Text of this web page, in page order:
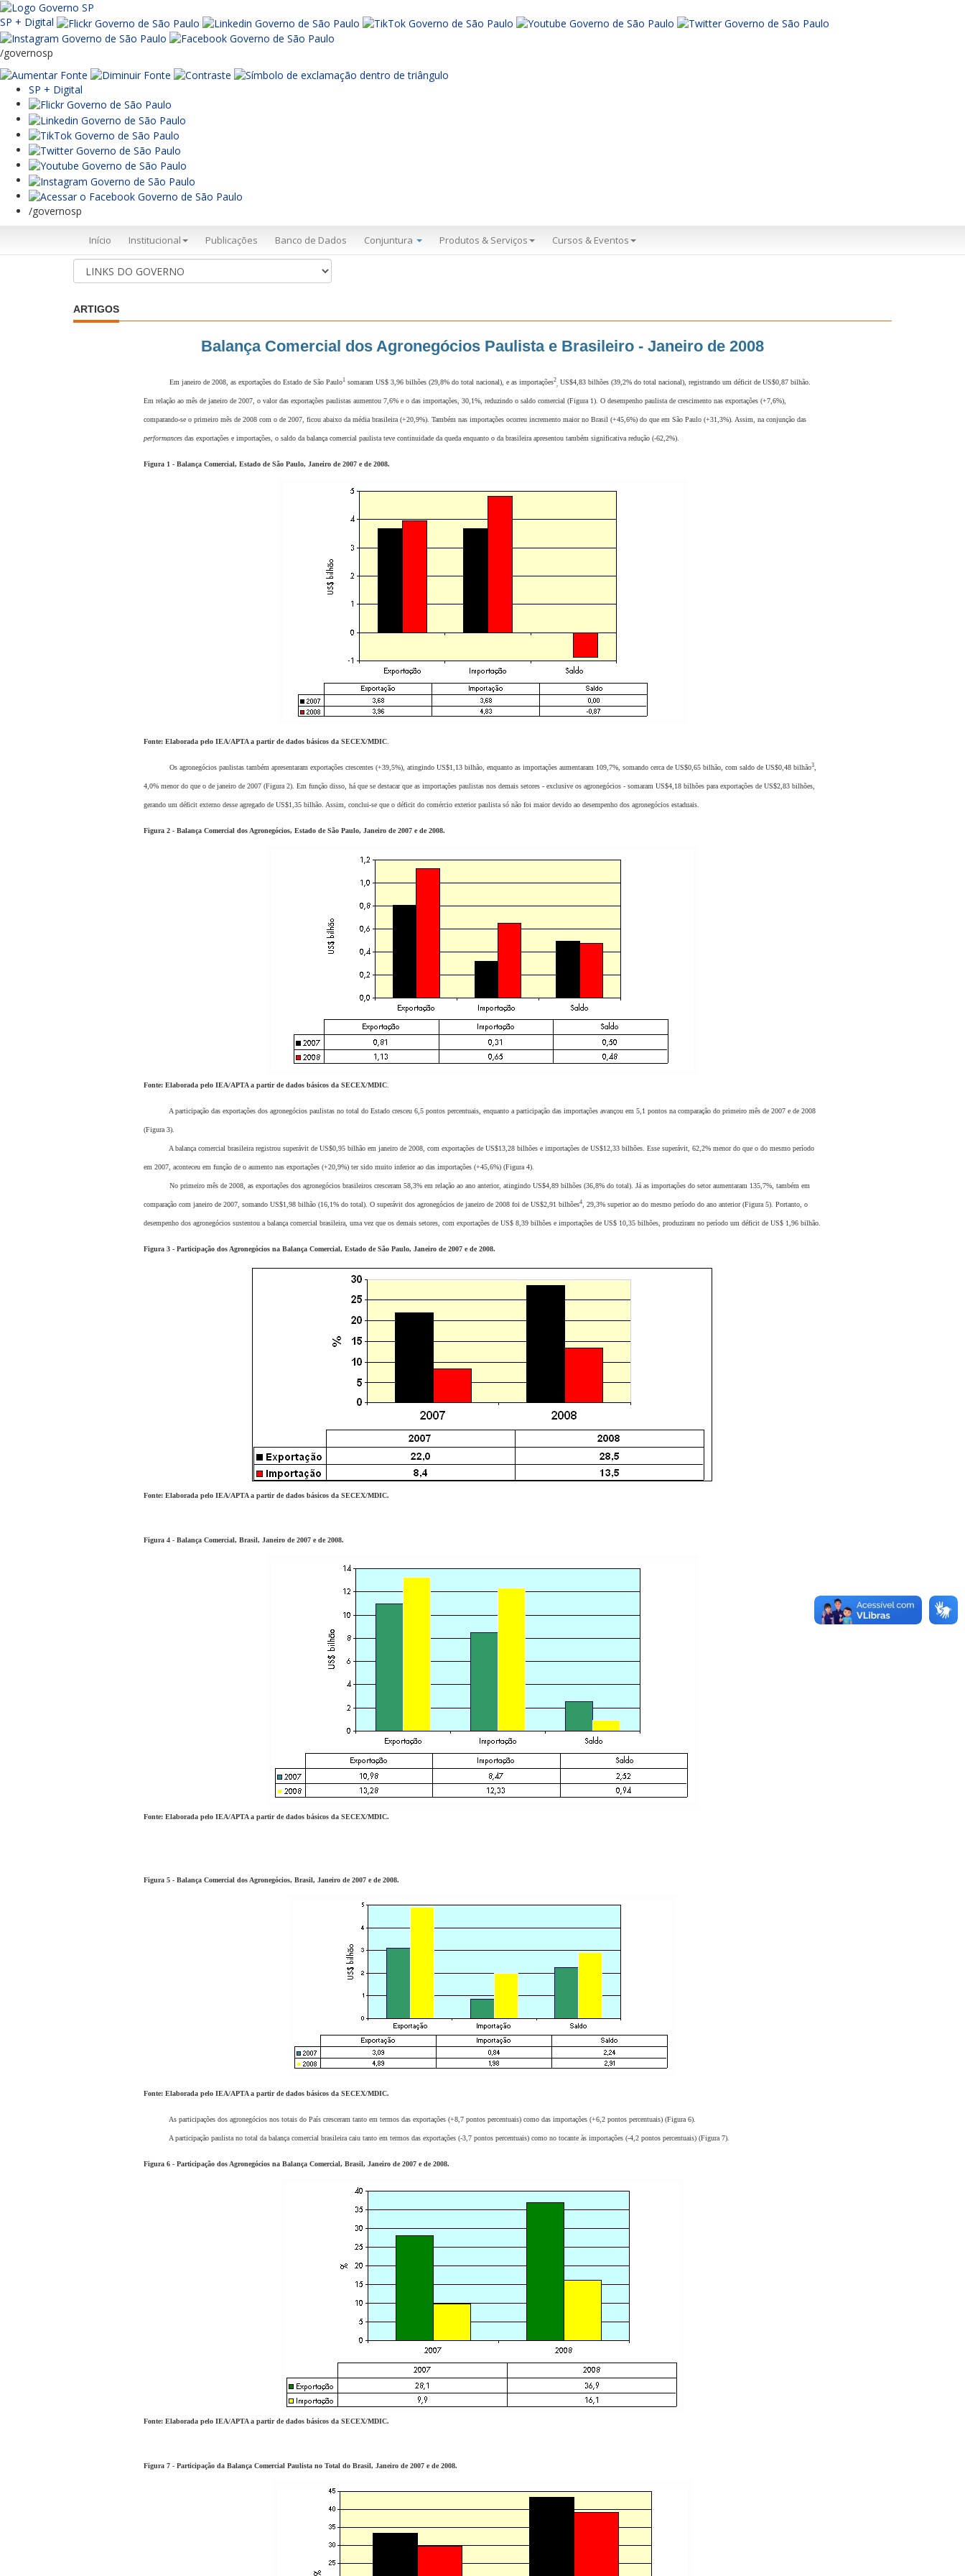
SP + Digital
/governosp
SP + Digital
/governosp
Início Institucional Publicações Banco de Dados Conjuntura Produtos & Serviços Cursos & Eventos
ARTIGOS
Balança Comercial dos Agronegócios Paulista e Brasileiro - Janeiro de 2008
Em janeiro de 2008, as exportações do Estado de São Paulo1somaram US$ 3,96 bilhões (29,8% do total nacional), e as importações2
, US$4,83 bilhões (39,2% do total nacional), registrando um déficit de US$0,87 bilhão.
Em relação ao mês de janeiro de 2007, o valor das exportações paulistas aumentou 7,6% e o das importações, 30,1%, reduzindo o saldo comercial (Figura 1). O desempenho paulista de crescimento nas exportações (+7,6%),
comparando-se o primeiro mês de 2008 com o de 2007, ficou abaixo da média brasileira (+20,9%). Também nas importações ocorreu incremento maior no Brasil (+45,6%) do que em São Paulo (+31,3%). Assim, na conjunção das
performancesdas exportações e importações, o saldo da balança comercial paulista teve continuidade da queda enquanto o da brasileira apresentou também significativa redução (-62,2%).
Figura 1 - Balança Comercial, Estado de São Paulo, Janeiro de 2007 e de 2008.
Fonte: Elaborada pelo IEA/APTA a partir de dados básicos da SECEX/MDIC.
Os agronegócios paulistas também apresentaram exportações crescentes (+39,5%), atingindo US$1,13 bilhão, enquanto as importações aumentaram 109,7%, somando cerca de US$0,65 bilhão, com saldo de US$0,48 bilhão3,
4,0% menor do que o de janeiro de 2007 (Figura 2). Em função disso, há que se destacar que as importações paulistas nos demais setores - exclusive os agronegócios - somaram US$4,18 bilhões para exportações de US$2,83 bilhões,
gerando um déficit externo desse agregado de US$1,35 bilhão. Assim, conclui-se que o déficit do comércio exterior paulista só não foi maior devido ao desempenho dos agronegócios estaduais.
Figura 2 - Balança Comercial dos Agronegócios, Estado de São Paulo, Janeiro de 2007 e de 2008.
Fonte: Elaborada pelo IEA/APTA a partir de dados básicos da SECEX/MDIC.
A participação das exportações dos agronegócios paulistas no total do Estado cresceu 6,5 pontos percentuais, enquanto a participação das importações avançou em 5,1 pontos na comparação do primeiro mês de 2007 e de 2008
(Figura 3).
A balança comercial brasileira registrou superávit de US$0,95 bilhão em janeiro de 2008, com exportações de US$13,28 bilhões e importações de US$12,33 bilhões. Esse superávit, 62,2% menor do que o do mesmo período
em 2007, aconteceu em função de o aumento nas exportações (+20,9%) ter sido muito inferior ao das importações (+45,6%) (Figura 4).
No primeiro mês de 2008, as exportações dos agronegócios brasileiros cresceram 58,3% em relação ao ano anterior, atingindo US$4,89 bilhões (36,8% do total). Já as importações do setor aumentaram 135,7%, também em
comparação com janeiro de 2007, somando US$1,98 bilhão (16,1% do total). O superávit dos agronegócios de janeiro de 2008 foi de US$2,91 bilhões4, 29,3% superior ao do mesmo período do ano anterior (Figura 5). Portanto, o
desempenho dos agronegócios sustentou a balança comercial brasileira, uma vez que os demais setores, com exportações de US$ 8,39 bilhões e importações de US$ 10,35 bilhões, produziram no período um déficit de US$ 1,96 bilhão.
Figura 3 - Participação dos Agronegócios na Balança Comercial, Estado de São Paulo, Janeiro de 2007 e de 2008.
Fonte: Elaborada pelo IEA/APTA a partir de dados básicos da SECEX/MDIC.
Figura 4 - Balança Comercial, Brasil, Janeiro de 2007 e de 2008.
Fonte: Elaborada pelo IEA/APTA a partir de dados básicos da SECEX/MDIC.
Figura 5 - Balança Comercial dos Agronegócios, Brasil, Janeiro de 2007 e de 2008.
Fonte: Elaborada pelo IEA/APTA a partir de dados básicos da SECEX/MDIC.
As participações dos agronegócios nos totais do País cresceram tanto em termos das exportações (+8,7 pontos percentuais) como das importações (+6,2 pontos percentuais) (Figura 6).
A participação paulista no total da balança comercial brasileira caiu tanto em termos das exportações (-3,7 pontos percentuais) como no tocante às importações (-4,2 pontos percentuais) (Figura 7).
Figura 6 - Participação dos Agronegócios na Balança Comercial, Brasil, Janeiro de 2007 e de 2008.
Fonte: Elaborada pelo IEA/APTA a partir de dados básicos da SECEX/MDIC.
Figura 7 - Participação da Balança Comercial Paulista no Total do Brasil, Janeiro de 2007 e de 2008.